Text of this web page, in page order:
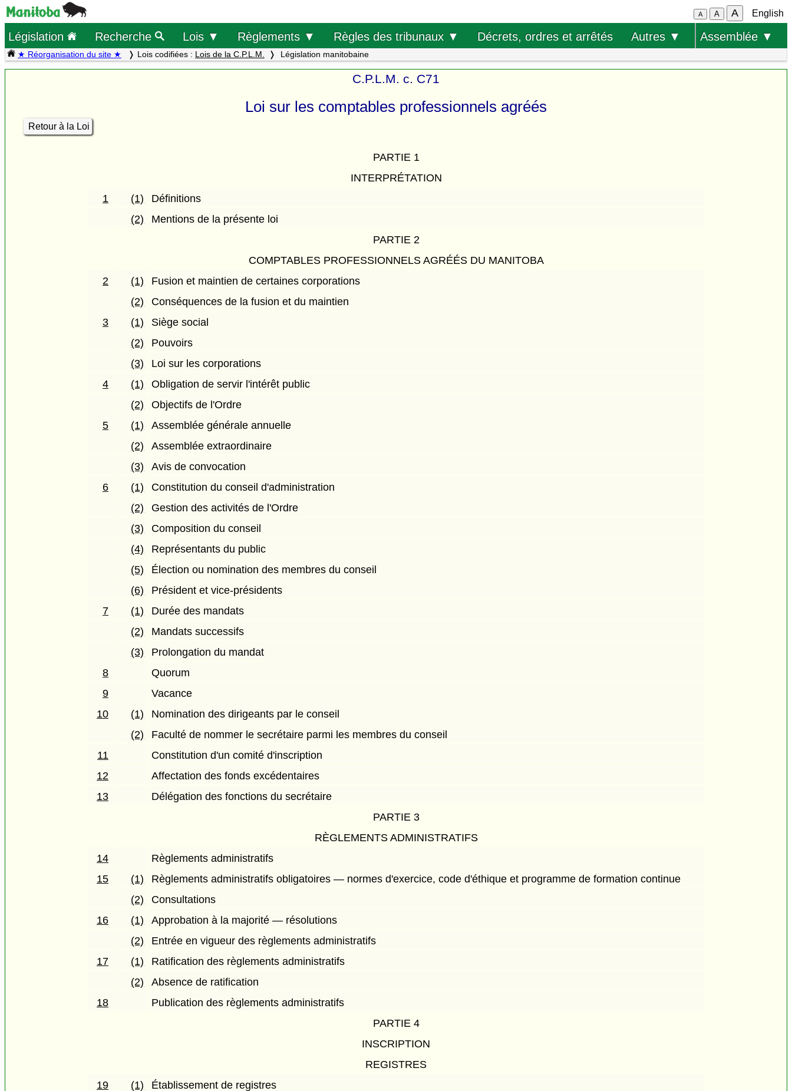
A A A English
Législation Recherche Lois ▼ Règlements ▼ Règles des tribunaux ▼ Décrets, ordres et arrêtés Autres ▼ Assemblée ▼
★ Réorganisation du site ★ Lois codifiées : Lois de la C.P.L.M. Législation manitobaine
C.P.L.M. c. C71
Loi sur les comptables professionnels agréés
Retour à la Loi
PARTIE 1
INTERPRÉTATION
1
(1)
Définitions
(2)
Mentions de la présente loi
PARTIE 2
COMPTABLES PROFESSIONNELS AGRÉÉS DU MANITOBA
2
(1)
Fusion et maintien de certaines corporations
(2)
Conséquences de la fusion et du maintien
3
(1)
Siège social
(2)
Pouvoirs
(3)
Loi sur les corporations
4
(1)
Obligation de servir l'intérêt public
(2)
Objectifs de l'Ordre
5
(1)
Assemblée générale annuelle
(2)
Assemblée extraordinaire
(3)
Avis de convocation
6
(1)
Constitution du conseil d'administration
(2)
Gestion des activités de l'Ordre
(3)
Composition du conseil
(4)
Représentants du public
(5)
Élection ou nomination des membres du conseil
(6)
Président et vice-présidents
7
(1)
Durée des mandats
(2)
Mandats successifs
(3)
Prolongation du mandat
8
Quorum
9
Vacance
10
(1)
Nomination des dirigeants par le conseil
(2)
Faculté de nommer le secrétaire parmi les membres du conseil
11
Constitution d'un comité d'inscription
12
Affectation des fonds excédentaires
13
Délégation des fonctions du secrétaire
PARTIE 3
RÈGLEMENTS ADMINISTRATIFS
14
Règlements administratifs
15
(1)
Règlements administratifs obligatoires — normes d'exercice, code d'éthique et programme de formation continue
(2)
Consultations
16
(1)
Approbation à la majorité — résolutions
(2)
Entrée en vigueur des règlements administratifs
17
(1)
Ratification des règlements administratifs
(2)
Absence de ratification
18
Publication des règlements administratifs
PARTIE 4
INSCRIPTION
REGISTRES
19
(1)
Établissement de registres